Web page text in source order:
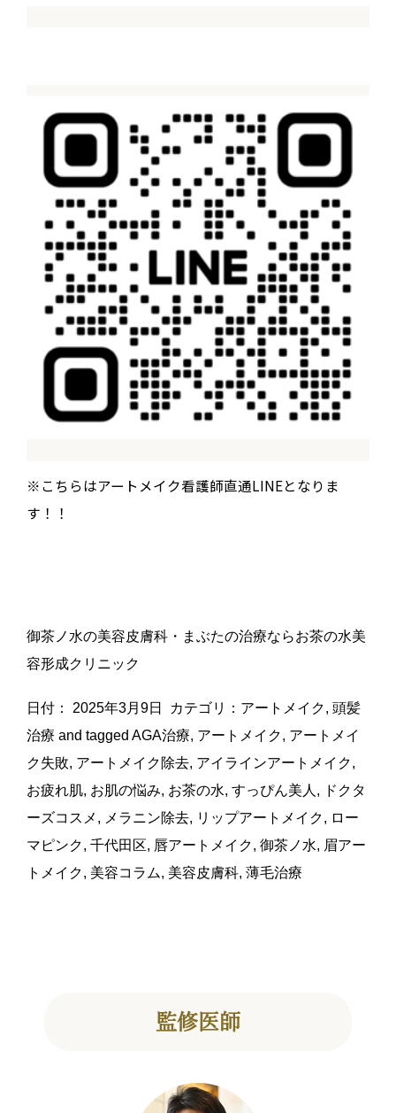
※こちらはアートメイク看護師直通LINEとなりま
す！！
御茶ノ水の美容皮膚科・まぶたの治療ならお茶の水美
容形成クリニック
日付： 2025年3月9日 カテゴリ： アートメイク, 頭髪
治療 and tagged AGA治療, アートメイク, アートメイ
ク失敗, アートメイク除去, アイラインアートメイク,
お疲れ肌, お肌の悩み, お茶の水, すっぴん美人 , ドクタ
ーズコスメ , メラニン除去, リップアートメイク, ロー
マピンク, 千代田区, 唇アートメイク, 御茶ノ水, 眉アー
トメイク, 美容コラム, 美容皮膚科, 薄毛治療
監修医師